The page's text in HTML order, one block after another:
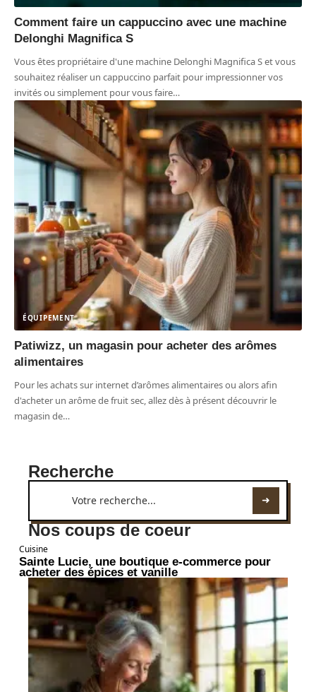
Comment faire un cappuccino avec une machine
Delonghi Magnifica S
Vous êtes propriétaire d'une machine Delonghi Magnifica S et vous
souhaitez réaliser un cappuccino parfait pour impressionner vos
invités ou simplement pour vous faire…
ÉQUIPEMENT
Patiwizz, un magasin pour acheter des arômes
alimentaires
Pour les achats sur internet d’arômes alimentaires ou alors afin
d'acheter un arôme de fruit sec, allez dès à présent découvrir le
magasin de…
Recherche
Nos coups de coeur
Cuisine
Sainte Lucie, une boutique e-commerce pour
acheter des épices et vanille